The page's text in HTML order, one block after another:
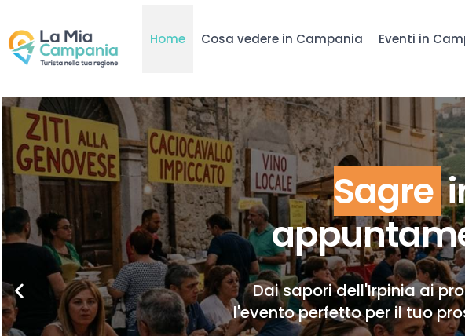
Home Cosa vedere in Campania Eventi in
Sagre
Dai sapori dell'Irpinia ai
l'evento perfetto per il tuo